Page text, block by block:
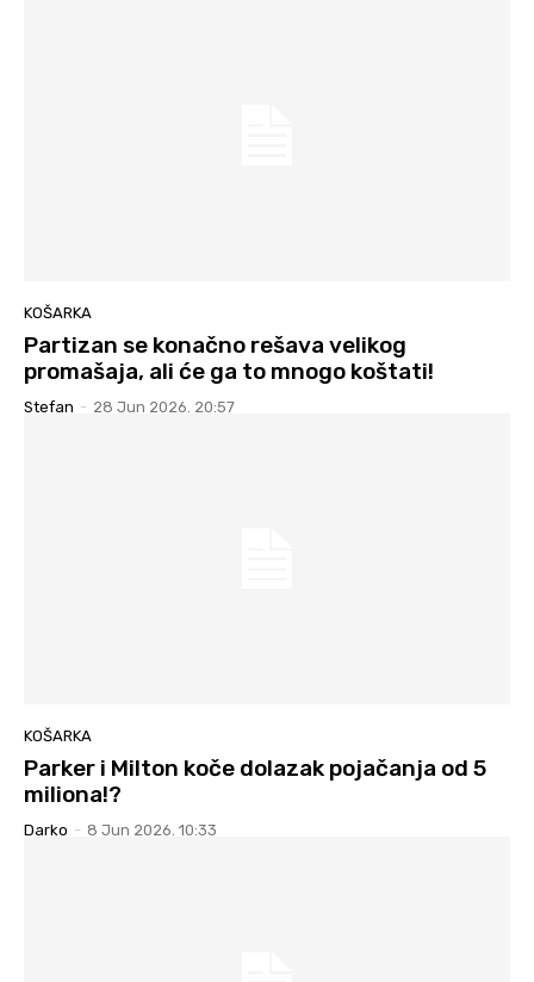
KOŠARKA
Partizan se konačno rešava velikog
promašaja, ali će ga to mnogo koštati!
Stefan - 28 Jun 2026. 20:57
KOŠARKA
Parker i Milton koče dolazak pojačanja od 5
miliona!?
Darko - 8 Jun 2026. 10:33